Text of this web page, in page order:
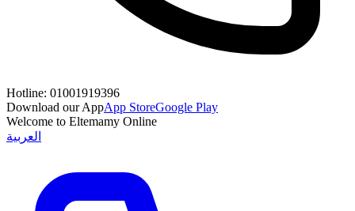
Hotline: 01001919396
Download our AppApp StoreGoogle Play
Welcome to Eltemamy Online
العربية